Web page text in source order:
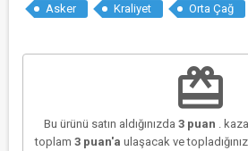
Asker
Kraliyet Orta Çağ
redeem
Bu ürünü satın aldığınızda 3 puan .
toplam 3puan'a ulaşacak ve